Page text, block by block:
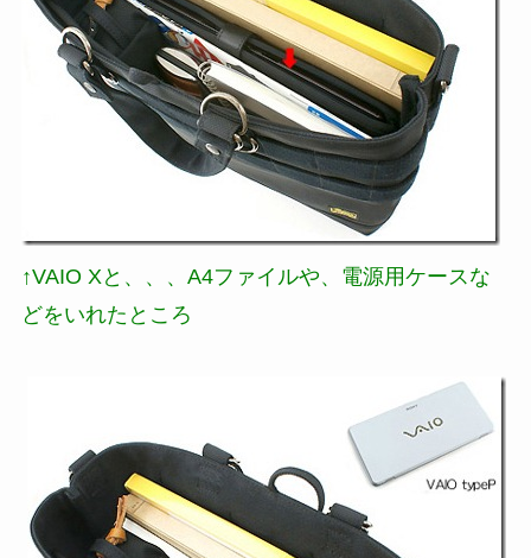
↑VAIO Xと、、、A4ファイルや、電源用ケースな
どをいれたところ